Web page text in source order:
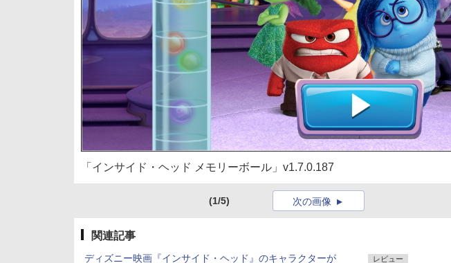
「インサイド・ヘッド メモリーボール」v1.7.0.187
(1/5) 次の画像
関連記事
ディズニー映画『インサイド・ヘッド』のキャラクターが レビュー